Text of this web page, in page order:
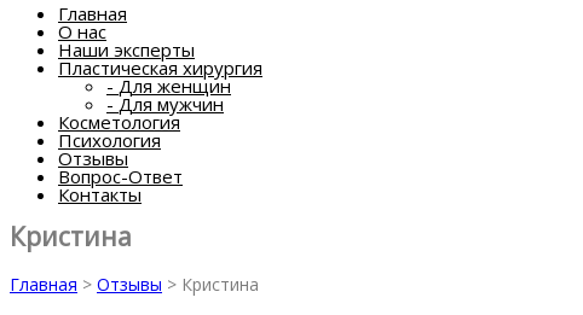
Главная
О нас
Наши эксперты
Пластическая хирургия
- Для женщин
- Для мужчин
Косметология
Психология
Отзывы
Вопрос-Ответ
Контакты
Кристина
Главная > Отзывы > Кристина